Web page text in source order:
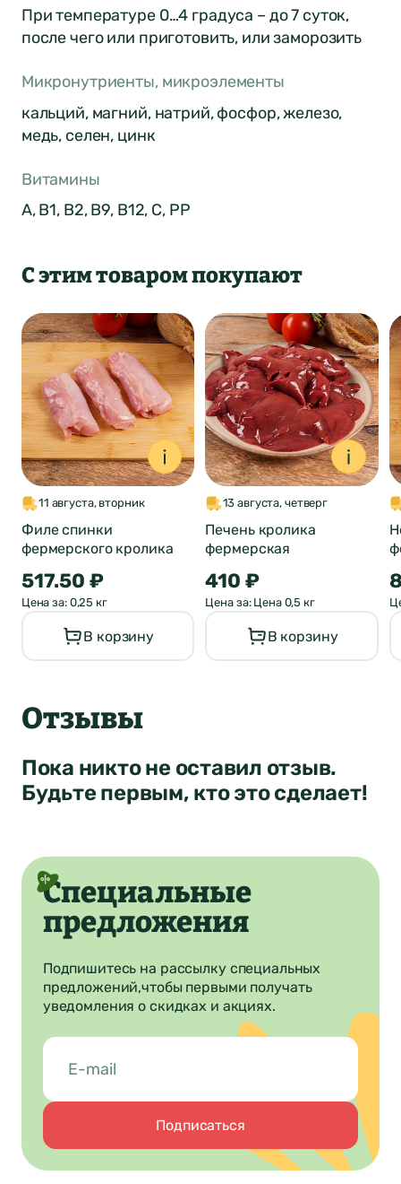
При температуре 0…4 градуса – до 7 суток,
после чего или приготовить, или заморозить
Микронутриенты, микроэлементы
кальций, магний, натрий, фосфор, железо,
медь, селен, цинк
Витамины
А, В1, В2, В9, В12, С, РР
С этим товаром покупают
11 августа, вторник
Филе спинки
фермерского кролика
517.50 ₽
Цена за: 0,25 кг
В корзину
13 августа, четверг
Печень кролика
фермерская
410 ₽
Цена за: Цена 0,5 кг
В корзину
Отзывы
Пока никто не оставил отзыв.
Будьте первым, кто это сделает!
Специальные
предложения
Подпишитесь на рассылку специальных
предложений,чтобы первыми получать
уведомления о скидках и акциях.
Подписаться
Понятно
ФИО*
Почта*
Сообщение
Отправить
Отзыв отправлен
Город был
автоматически
изменен